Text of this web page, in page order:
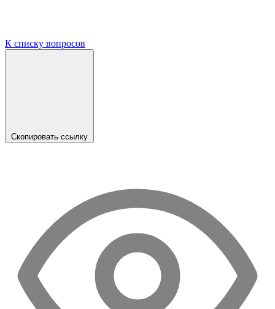
К списку вопросов
Скопировать ссылку